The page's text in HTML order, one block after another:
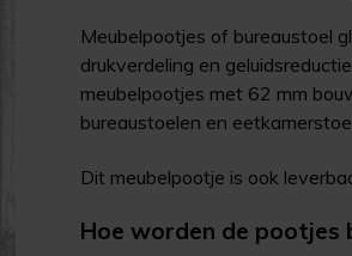
Meubelpootjes of bureaustoel
drukverdeling en
meubelpootjes met 62 mm
bureaustoelen en
Dit meubelpootje is ook
Hoe worden de pootjes